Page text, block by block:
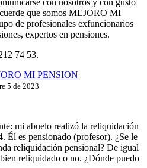
que somos MEJORO MI
de profesionales exfuncionarios
expertos en pensiones.
74 53.
MI PENSION
5 de 2023
mi abuelo realizó la reliquidación
Él es pensionado (profesor). ¿Se le
reliquidación pensional? De igual
reliquidado o no. ¿Dónde puedo